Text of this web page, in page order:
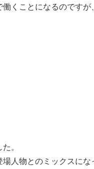
くことになるのですが
。
人物とのミックスにな